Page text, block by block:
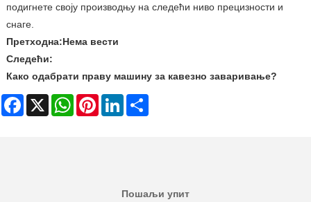
подигнете своју производњу на следећи ниво прецизности и
снаге.
Претходна:Нема вести
Следећи:
Како одабрати праву машину за кавезно заваривање?
Facebook
X WhatsAppPinterestLinkedIn
Пошаљи упит